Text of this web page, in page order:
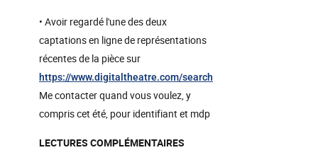
• Avoir regardé l'une des deux
captations en ligne de représentations
récentes de la pièce sur
https://www.digitaltheatre.com/search
Me contacter quand vous voulez, y
compris cet été, pour identifiant et mdp
LECTURES COMPLÉMENTAIRES